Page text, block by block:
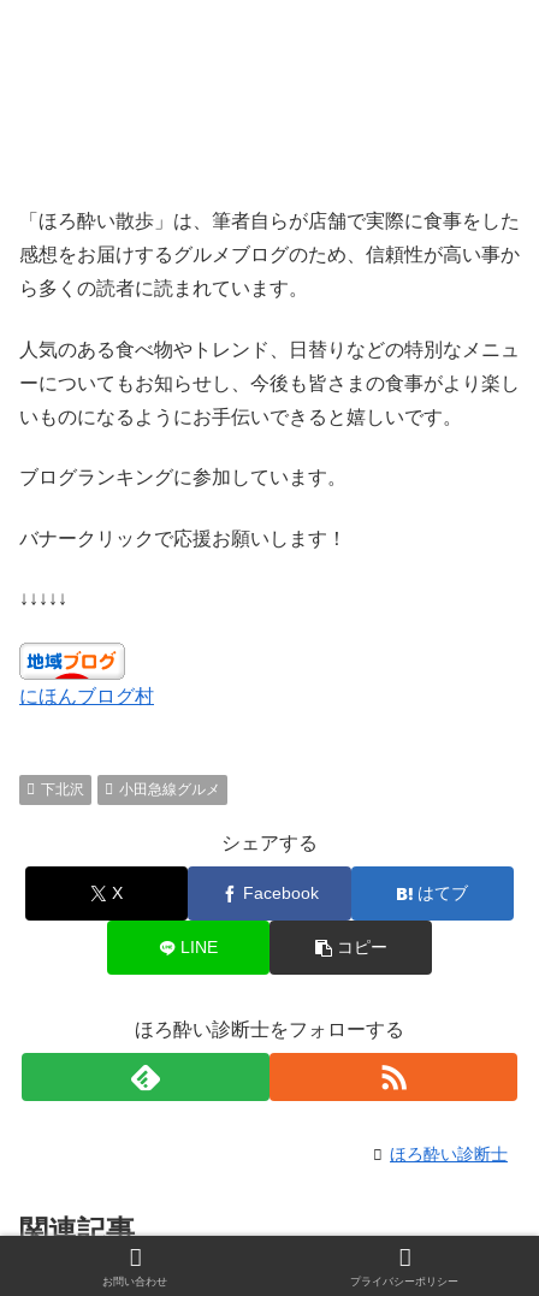
「ほろ酔い散歩」は、筆者自らが店舗で実際に食事をした
感想をお届けするグルメブログのため、信頼性が高い事か
ら多くの読者に読まれています。
人気のある食べ物やトレンド、日替りなどの特別なメニュ
ーについてもお知らせし、今後も皆さまの食事がより楽し
いものになるようにお手伝いできると嬉しいです。
ブログランキングに参加しています。
バナークリックで応援お願いします！
↓↓↓↓↓
にほんブログ村
下北沢 小田急線グルメ
シェアする
X Facebook はてブ
LINE コピー
ほろ酔い診断士をフォローする
ほろ酔い診断士
関連記事
お問い合わせ プライバシーポリシー